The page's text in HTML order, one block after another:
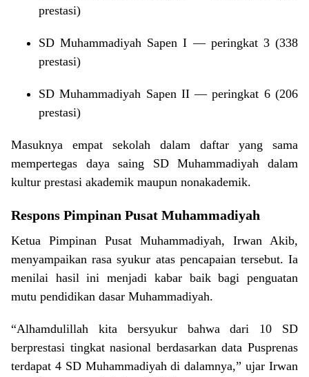
prestasi)
SD Muhammadiyah Sapen I — peringkat 3 (338
prestasi)
SD Muhammadiyah Sapen II — peringkat 6 (206
prestasi)
Masuknya empat sekolah dalam daftar yang sama
mempertegas daya saing SD Muhammadiyah dalam
kultur prestasi akademik maupun nonakademik.
Respons Pimpinan Pusat Muhammadiyah
Ketua Pimpinan Pusat Muhammadiyah, Irwan Akib,
menyampaikan rasa syukur atas pencapaian tersebut. Ia
menilai hasil ini menjadi kabar baik bagi penguatan
mutu pendidikan dasar Muhammadiyah.
“Alhamdulillah kita bersyukur bahwa dari 10 SD
berprestasi tingkat nasional berdasarkan data Pusprenas
terdapat 4 SD Muhammadiyah di dalamnya,” ujar Irwan